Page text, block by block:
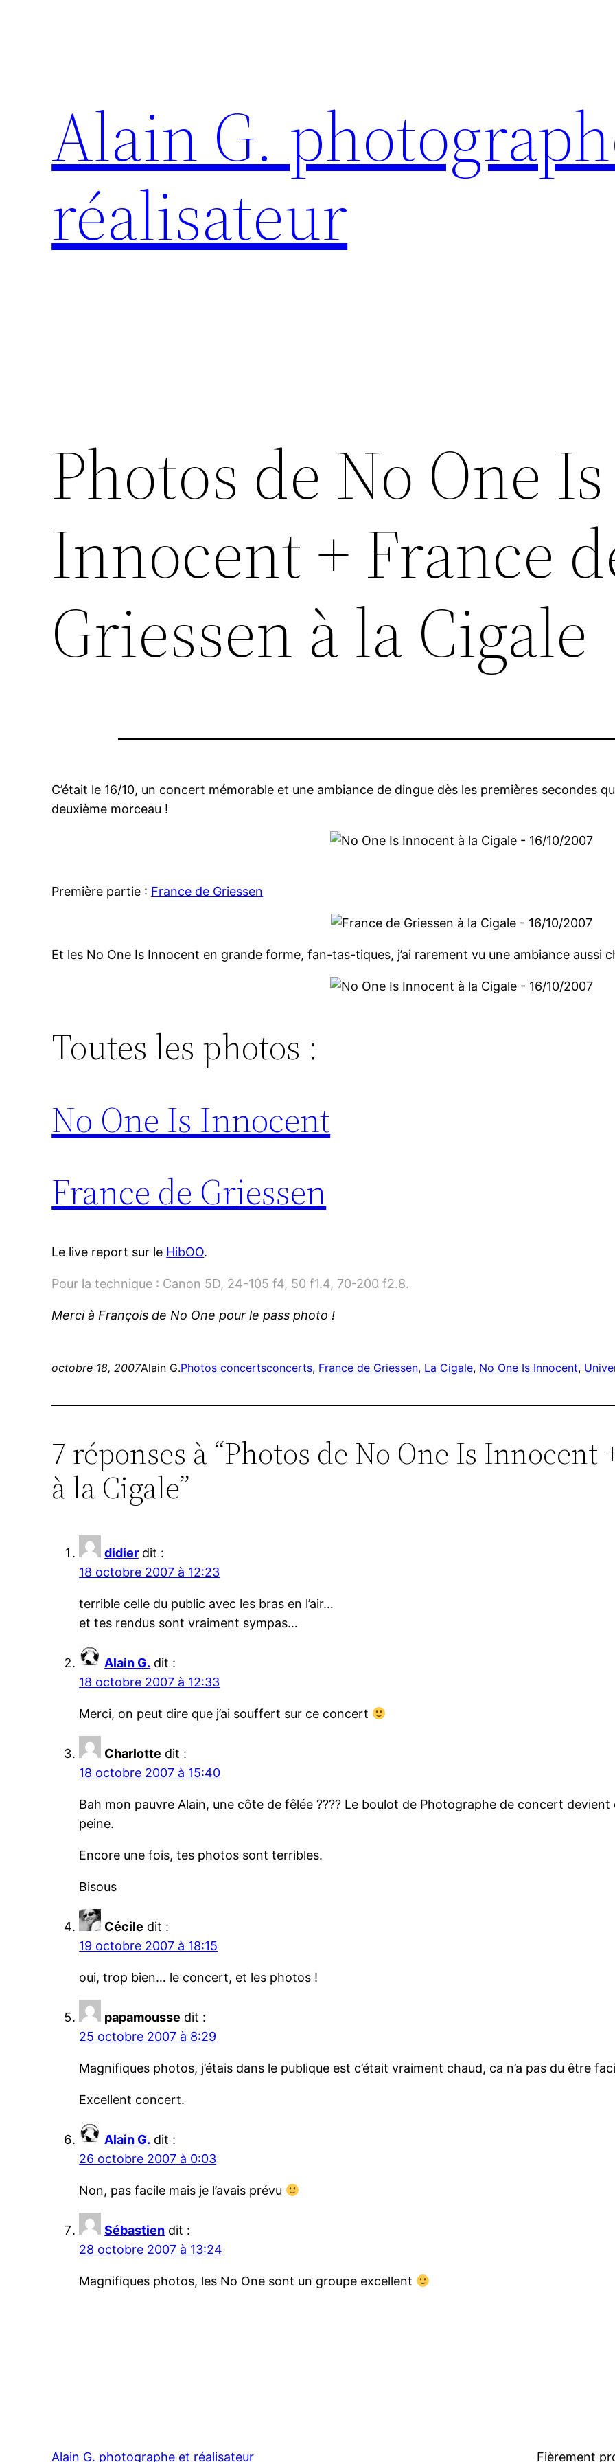
Alain G.
réalisateur
Photos de No One Is
Innocent + France
Griessen à la Cigale
C’était le 16/10, un concert mémorable et une ambiance de dingue dès les premières secondes
deuxième morceau !
Première partie : France de Griessen
Et les No One Is Innocent en grande forme, fan-tas-tiques, j’ai rarement vu une ambiance aussi
Toutes les photos :
No One Is Innocent
France de Griessen
Le live report sur le HibOO.
Pour la technique : Canon 5D, 24-105 f4, 50 f1.4, 70-200 f2.8.
Merci à François de No One pour le pass photo !
octobre 18, 2007Alain G.Photos concertsconcerts, France de Griessen, La Cigale, No One Is Innocent,
7 réponses à “Photos de No One Is Innocent
à la Cigale”
didier dit :
18 octobre 2007 à 12:23
terrible celle du public avec les bras en l’air…
et tes rendus sont vraiment sympas…
Alain G. dit :
18 octobre 2007 à 12:33
Merci, on peut dire que j’ai souffert sur ce concert
Charlotte dit :
18 octobre 2007 à 15:40
Bah mon pauvre Alain, une côte de fêlée ???? Le boulot de Photographe de concert
peine.
Encore une fois, tes photos sont terribles.
Bisous
Cécile dit :
19 octobre 2007 à 18:15
oui, trop bien… le concert, et les photos !
papamousse dit :
25 octobre 2007 à 8:29
Magnifiques photos, j’étais dans le publique est c’était vraiment chaud, ca n’a pas du être
Excellent concert.
Alain G. dit :
26 octobre 2007 à 0:03
Non, pas facile mais je l’avais prévu
Sébastien dit :
28 octobre 2007 à 13:24
Magnifiques photos, les No One sont un groupe excellent
Alain G. photographe et réalisateur Fièrement